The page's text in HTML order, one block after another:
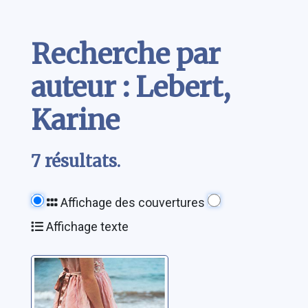
Recherche par
auteur : Lebert,
Karine
7 résultats.
Affichage des couvertures
Affichage texte
Les amants de
l'été 44: 02: Pour